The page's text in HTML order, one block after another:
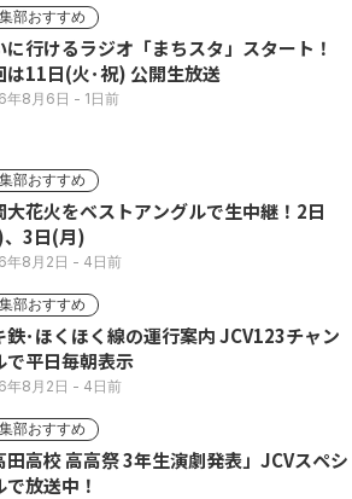
部おすすめ
に行けるラジオ「まちスタ」スタート！
は11日(火･祝) 公開生放送
年8月6日 - 1日前
部おすすめ
大花火をベストアングルで生中継！2日
3日(月)
年8月2日 - 4日前
部おすすめ
･ほくほく線の運行案内 JCV123チャン
で平日毎朝表示
年8月2日 - 4日前
部おすすめ
田高校 高高祭 3年生演劇発表」JCVスペシ
で放送中！